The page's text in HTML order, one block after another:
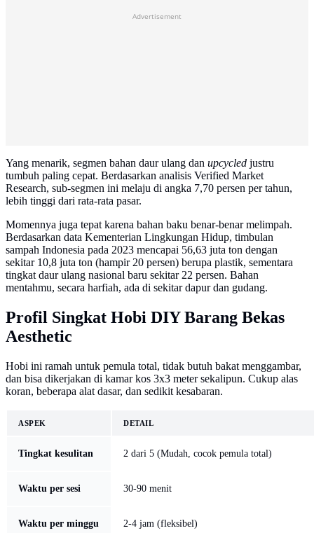
Advertisement
Yang menarik, segmen bahan daur ulang dan upcycled justru
tumbuh paling cepat. Berdasarkan analisis Verified Market
Research, sub-segmen ini melaju di angka 7,70 persen per tahun,
lebih tinggi dari rata-rata pasar.
Momennya juga tepat karena bahan baku benar-benar melimpah.
Berdasarkan data Kementerian Lingkungan Hidup, timbulan
sampah Indonesia pada 2023 mencapai 56,63 juta ton dengan
sekitar 10,8 juta ton (hampir 20 persen) berupa plastik, sementara
tingkat daur ulang nasional baru sekitar 22 persen. Bahan
mentahmu, secara harfiah, ada di sekitar dapur dan gudang.
Profil Singkat Hobi DIY Barang Bekas
Aesthetic
Hobi ini ramah untuk pemula total, tidak butuh bakat menggambar,
dan bisa dikerjakan di kamar kos 3x3 meter sekalipun. Cukup alas
koran, beberapa alat dasar, dan sedikit kesabaran.
ASPEK DETAIL
Tingkat kesulitan 2 dari 5 (Mudah, cocok pemula total)
Waktu per sesi 30-90 menit
Waktu per minggu 2-4 jam (fleksibel)